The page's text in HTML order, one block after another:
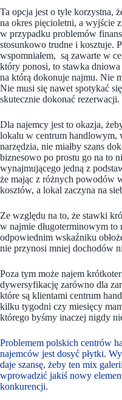
Ta opcja jest o tyle korzystna,
na okres pięcioletni, a wyjście
w przypadku problemów
stosunkowo trudne i kosztuje.
wspomniałem, są zawarte w
który ponosi, to stawka
na którą dokonuje najmu. Nie
Nie musi się nawet spotykać
skutecznie dokonać rezerwacji.
Dla najemcy jest to okazja,
lokalu w centrum handlowym,
narzędzia, nie miałby szans
biznesowo po prostu go na to
wynajmującego jedną z
że mając z różnych powodów
kosztów, a lokal zaczyna na
Ze względu na to, że stawki
w najmie długoterminowym to
odpowiednim wskaźniku
nie przynosi mniej dochodów
Poza tym może najem
dywersyfikację zarówno dla
które są klientami centrum
kilku tygodni czy miesięcy
którego byśmy inaczej nigdy
Problemem polskich centrów
najemców jest dosyć płytki.
daje szansę, żeby ten mix
wprowadzić jakiś nowy
konkurencji.